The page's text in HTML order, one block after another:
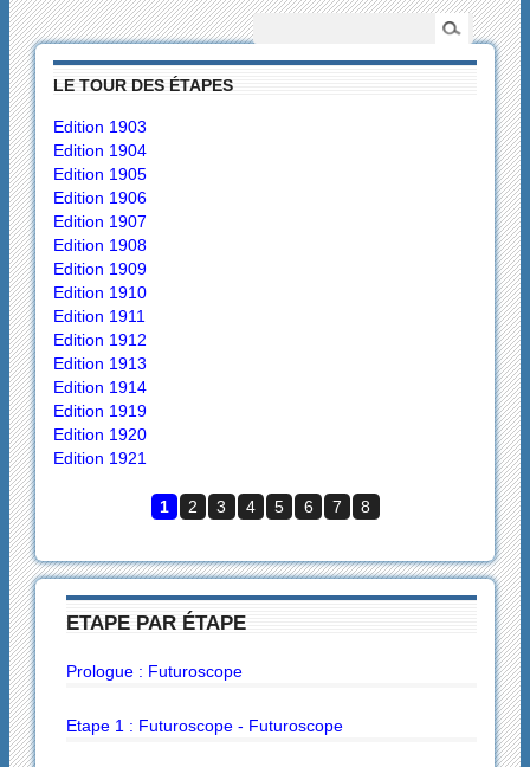
LE TOUR DES ÉTAPES
Edition 1903
Edition 1904
Edition 1905
Edition 1906
Edition 1907
Edition 1908
Edition 1909
Edition 1910
Edition 1911
Edition 1912
Edition 1913
Edition 1914
Edition 1919
Edition 1920
Edition 1921
1 2 3 4 5 6 7 8
ETAPE PAR ÉTAPE
Prologue : Futuroscope
Etape 1 : Futuroscope - Futuroscope